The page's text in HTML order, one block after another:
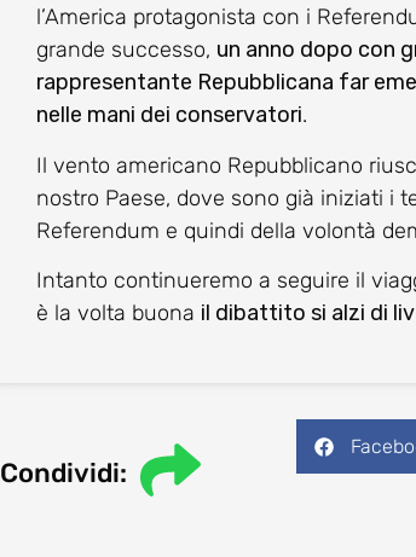
l’America protagonista con i
grande successo, un anno dopo con
rappresentante Repubblicana far
nelle mani dei conservatori.
Il vento americano Repubblicano
nostro Paese, dove sono già iniziati i
Referendum e quindi della volontà
Intanto continueremo a seguire il
è la volta buona il dibattito si alzi di
Condividi: